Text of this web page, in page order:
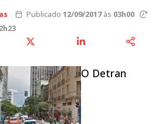
Publicado 12/09/2017às 03h00
O Detran